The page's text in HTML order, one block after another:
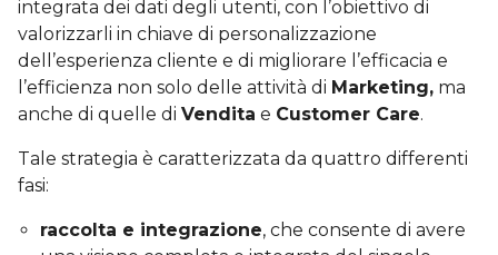
integrata dei dati degli utenti, con l’obiettivo di
valorizzarli in chiave di personalizzazione
dell’esperienza cliente e di migliorare l’efficacia e
l’efficienza non solo delle attività di Marketing, ma
anche di quelle di Vendita e Customer Care.
Tale strategia è caratterizzata da quattro differenti
fasi:
raccolta e integrazione, che consente di avere